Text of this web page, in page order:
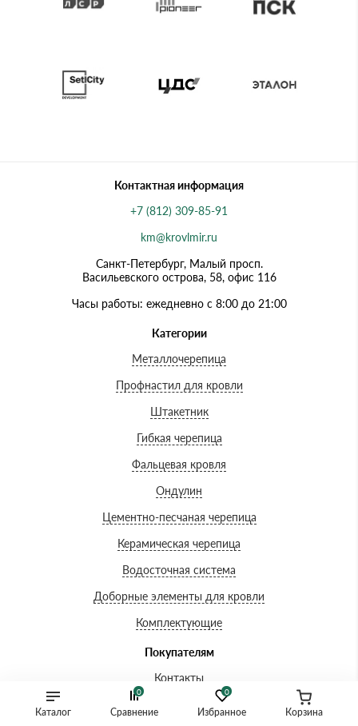
Каталог
0
Избранное
0
Сравнение Корзина
Контактная информация
+7 (812) 309-85-91
km@krovlmir.ru
Санкт-Петербург, Малый просп.
Васильевского острова, 58, офис 116
Часы работы: ежедневно с 8:00 до 21:00
Категории
Металлочерепица
Профнастил для кровли
Штакетник
Гибкая черепица
Фальцевая кровля
Ондулин
Цементно-песчаная черепица
Керамическая черепица
Водосточная система
Доборные элементы для кровли
Комплектующие
Покупателям
Контакты
Доставка и оплата